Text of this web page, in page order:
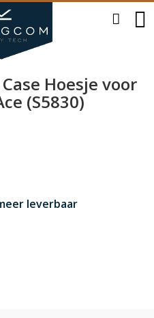
Hoesje voor
(S5830)
leverbaar